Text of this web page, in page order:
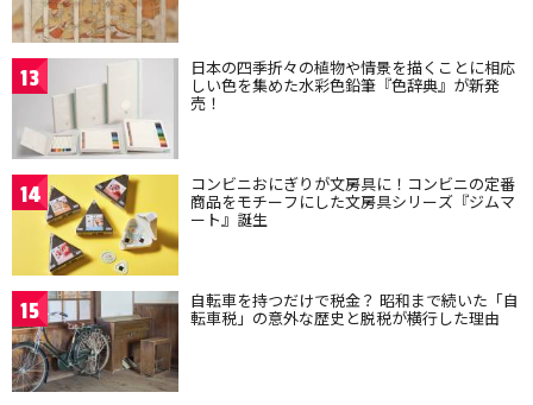
13 日本の四季折々の植物や情景を描くことに相応
しい色を集めた水彩色鉛筆『色辞典』が新発
売！
14 コンビニおにぎりが文房具に！コンビニの定番
商品をモチーフにした文房具シリーズ『ジムマ
ート』誕生
15 自転車を持つだけで税金？ 昭和まで続いた「自
転車税」の意外な歴史と脱税が横行した理由